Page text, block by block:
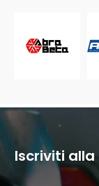
Iscriviti